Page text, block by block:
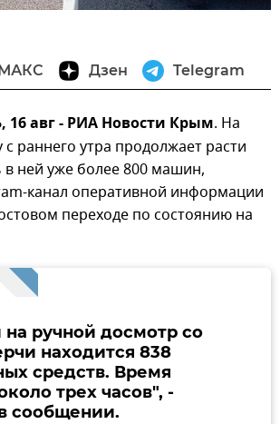
Дзен Telegram
авг - РИА Новости Крым. На
раннего утра продолжает расти
в ней уже более 800 машин,
канал оперативной информации
переходе по состоянию на
ручной досмотр со
находится 838
средств. Время
трех часов", -
сообщении.